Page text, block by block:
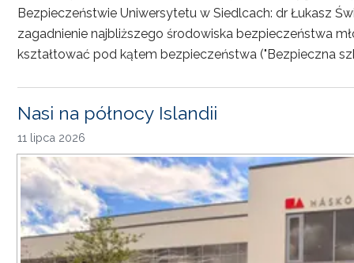
Bezpieczeństwie Uniwersytetu w Siedlcach: dr Łukasz
zagadnienie najbliższego środowiska bezpieczeństwa
kształtować pod kątem bezpieczeństwa ("Bezpieczna
Nasi na północy Islandii
11 lipca 2026